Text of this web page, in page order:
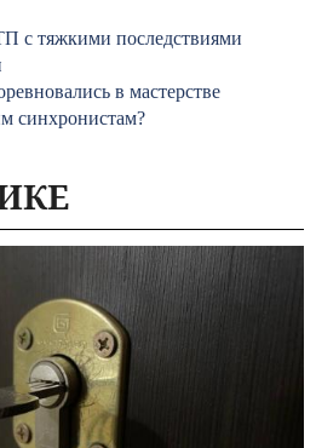
с тяжкими последствиями
в мастерстве
синхронистам?